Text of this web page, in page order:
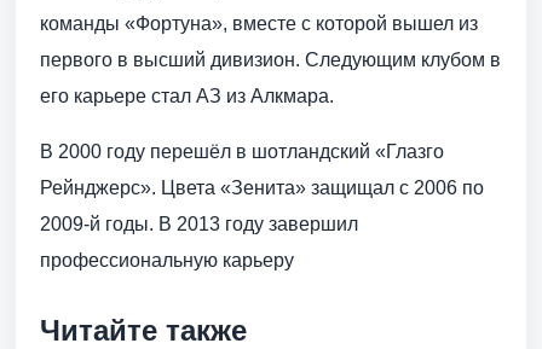
команды «Фортуна», вместе с которой вышел из
первого в высший дивизион. Следующим клубом в
его карьере стал АЗ из Алкмара.
В 2000 году перешёл в шотландский «Глазго
Рейнджерс». Цвета «Зенита» защищал с 2006 по
2009-й годы. В 2013 году завершил
профессиональную карьеру
Читайте также